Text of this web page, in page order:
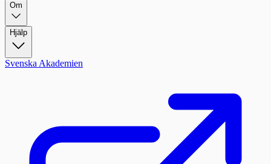
Om
Hjälp
Svenska Akademien